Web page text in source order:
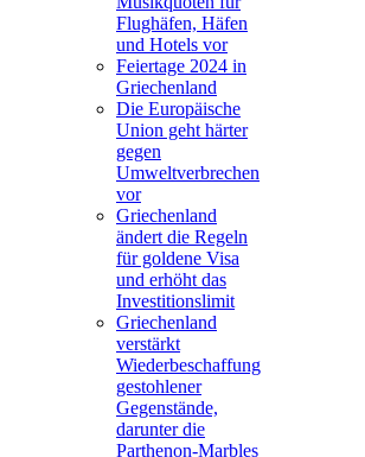
Flughäfen, Häfen
und Hotels vor
Feiertage 2024 in
Griechenland
Die Europäische
Union geht härter
gegen
Umweltverbrechen
vor
Griechenland
ändert die Regeln
für goldene Visa
und erhöht das
Investitionslimit
Griechenland
verstärkt
Wiederbeschaffung
gestohlener
Gegenstände,
darunter die
Parthenon-Marbles